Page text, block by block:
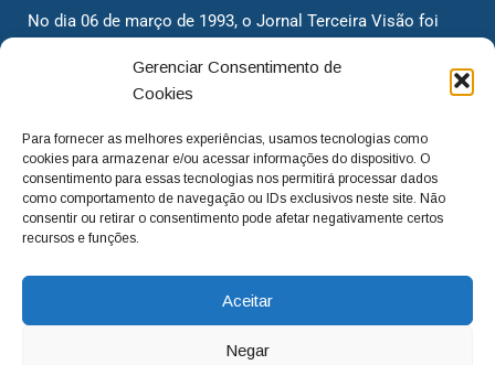
Gerenciar Consentimento de
Cookies
Para fornecer as melhores experiências, usamos tecnologias como
cookies para armazenar e/ou acessar informações do dispositivo. O
consentimento para essas tecnologias nos permitirá processar dados
como comportamento de navegação ou IDs exclusivos neste site. Não
consentir ou retirar o consentimento pode afetar negativamente certos
recursos e funções.
Aceitar
Negar
No dia 06 de março de 1993, o Jornal Terceira Visão foi
cidadãos valinhenses, já que naquela época só existiam
dois jornais. Há mais de 30 anos, o jornal continua
com o foco de trazer as melhores notícias. Nunca
deixamos de lado as necessidades do cidadão, sempre
questionando os órgãos públicos em busca de melhorias
para a cidade e sempre cobrando resoluções para casos
adm@jtv.com.br
(19) 3929-6225